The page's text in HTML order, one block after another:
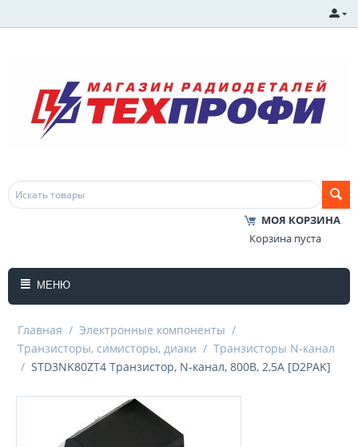
МОЯ КОРЗИНА
Корзина пуста
МЕНЮ
Главная / Электронные компоненты /
Транзисторы, симисторы, диаки / Транзисторы N-канал
/ STD3NK80ZT4 Транзистор, N-канал, 800В, 2,5A [D2PAK]